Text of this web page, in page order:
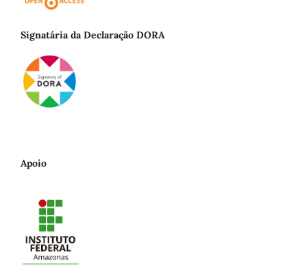
Signatária da Declaração DORA
Apoio